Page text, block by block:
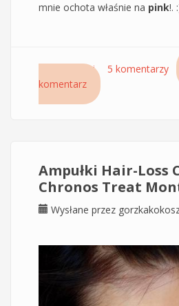
mnie ochota właśnie na pink!.
Czytaj dalejwpis Tym razem
5 komentarzy
komentarz
Ampułki Hair-Loss
Chronos Treat
Wysłane przez